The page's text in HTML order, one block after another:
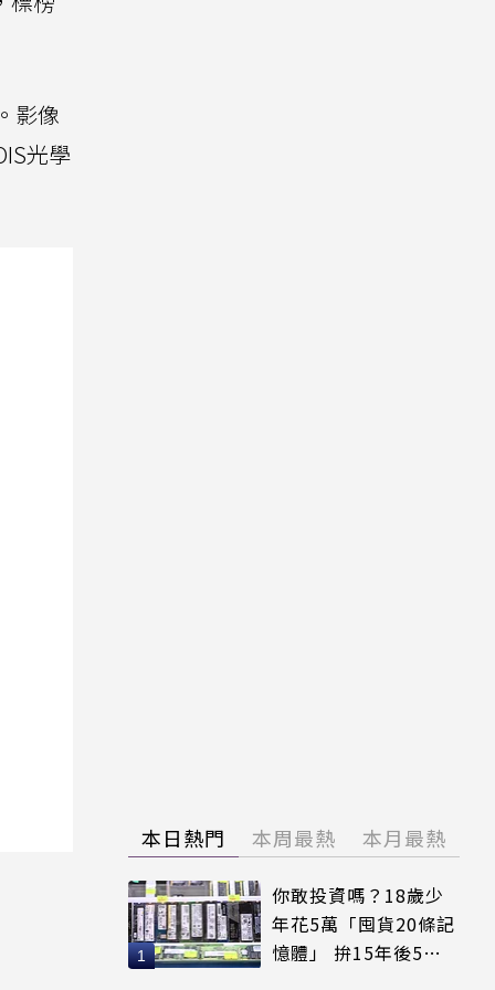
影像
光學
本日熱門 本周最熱 本月最熱
你敢投資嗎？18歲少
年花5萬「囤貨20條記
憶體」 拚15年後5倍